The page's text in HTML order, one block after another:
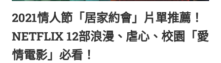
生
活
態
采
富
的
時
2021情人節「居家約會」片單推薦！
NETFLIX 12部浪漫、虐心、校園「愛
情電影」必看！